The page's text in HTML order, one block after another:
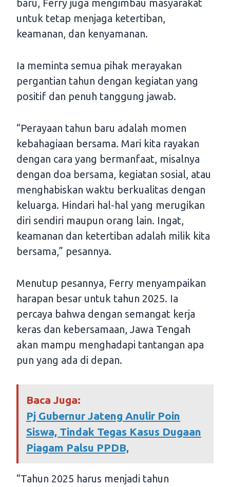
baru, Ferry juga mengimbau masyarakat
untuk tetap menjaga ketertiban,
keamanan, dan kenyamanan.
Ia meminta semua pihak merayakan
pergantian tahun dengan kegiatan yang
positif dan penuh tanggung jawab.
“Perayaan tahun baru adalah momen
kebahagiaan bersama. Mari kita rayakan
dengan cara yang bermanfaat, misalnya
dengan doa bersama, kegiatan sosial, atau
menghabiskan waktu berkualitas dengan
keluarga. Hindari hal-hal yang merugikan
diri sendiri maupun orang lain. Ingat,
keamanan dan ketertiban adalah milik kita
bersama,” pesannya.
Menutup pesannya, Ferry menyampaikan
harapan besar untuk tahun 2025. Ia
percaya bahwa dengan semangat kerja
keras dan kebersamaan, Jawa Tengah
akan mampu menghadapi tantangan apa
pun yang ada di depan.
Baca Juga:
Pj Gubernur Jateng Anulir Poin
Siswa, Tindak Tegas Kasus Dugaan
Piagam Palsu PPDB,
“Tahun 2025 harus menjadi tahun